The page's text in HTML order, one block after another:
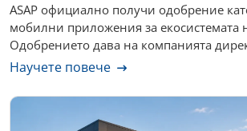
ASAP официално получи одобрение
мобилни приложения за екосистемата
Одобрението дава на компанията
Научете повече